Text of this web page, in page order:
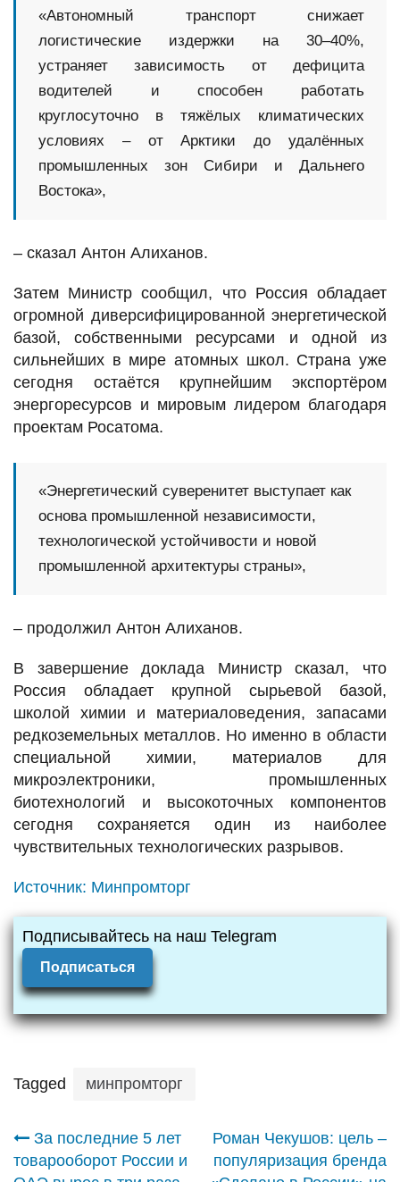
«Автономный транспорт снижает
логистические издержки на 30–40%,
устраняет зависимость от дефицита
водителей и способен работать
круглосуточно в тяжёлых климатических
условиях – от Арктики до удалённых
промышленных зон Сибири и Дальнего
Востока»,
– сказал Антон Алиханов.
Затем Министр сообщил, что Россия обладает
огромной диверсифицированной энергетической
базой, собственными ресурсами и одной из
сильнейших в мире атомных школ. Страна уже
сегодня остаётся крупнейшим экспортёром
энергоресурсов и мировым лидером благодаря
проектам Росатома.
«Энергетический суверенитет выступает как
основа промышленной независимости,
технологической устойчивости и новой
промышленной архитектуры страны»,
– продолжил Антон Алиханов.
В завершение доклада Министр сказал, что
Россия обладает крупной сырьевой базой,
школой химии и материаловедения, запасами
редкоземельных металлов. Но именно в области
специальной химии, материалов для
микроэлектроники, промышленных
биотехнологий и высокоточных компонентов
сегодня сохраняется один из наиболее
чувствительных технологических разрывов.
Источник: Минпромторг
Подписывайтесь на наш Telegram
Подписаться
Tagged минпромторг
Навигация
За последние 5 лет
товарооборот России и
Роман Чекушов: цель –
популяризация бренда